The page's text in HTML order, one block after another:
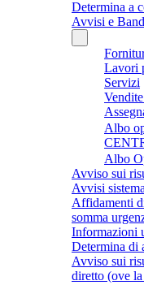
Determina a
Avvisi e
Lavori
Servizi
Albo
Albo
Avviso sui
Avvisi
Affidamenti
somma
Informazioni
Determina di
Avviso sui
diretto (ove